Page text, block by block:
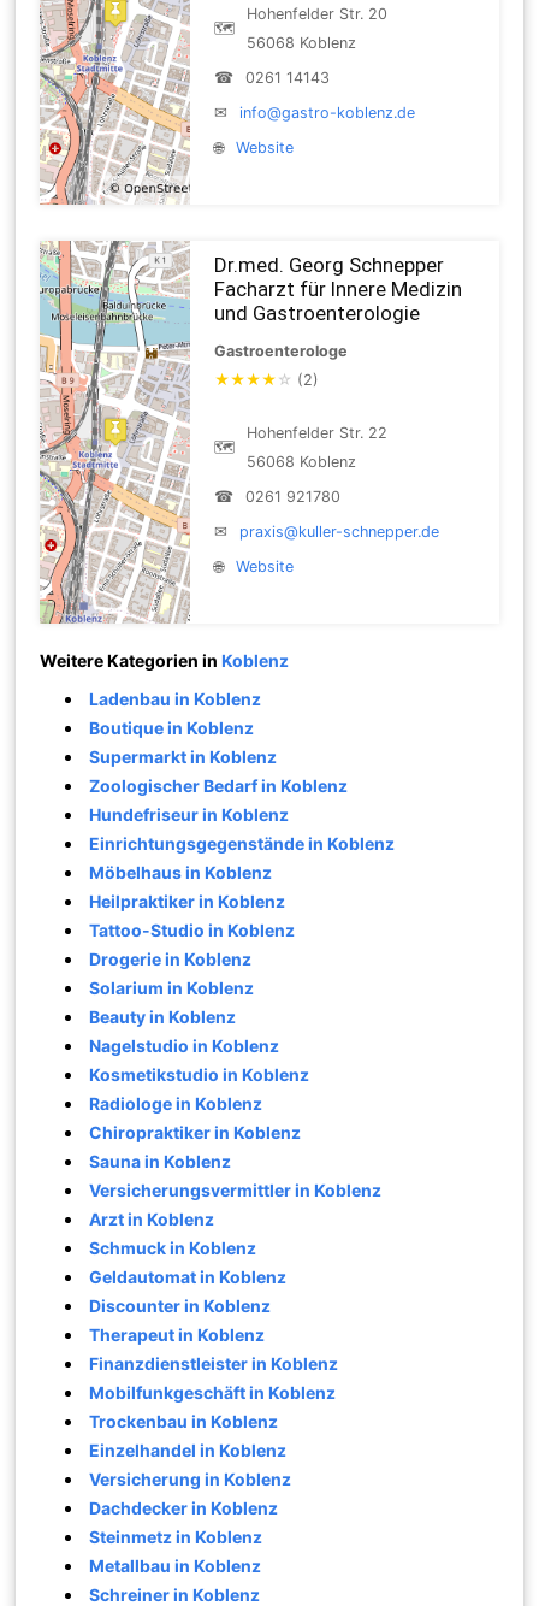
🗺
Hohenfelder Str. 20
56068 Koblenz
☎
0261 14143
✉
info@gastro-koblenz.de
🌐
Website
Dr.med. Georg Schnepper
Facharzt für Innere Medizin
und Gastroenterologie
Gastroenterologe
★★★★ ☆ (2)
🗺
Hohenfelder Str. 22
56068 Koblenz
☎
0261 921780
✉
praxis@kuller-schnepper.de
🌐
Website
Weitere Kategorien inKoblenz
Ladenbau in Koblenz
Boutique in Koblenz
Supermarkt in Koblenz
Zoologischer Bedarf in Koblenz
Hundefriseur in Koblenz
Einrichtungsgegenstände in Koblenz
Möbelhaus in Koblenz
Heilpraktiker in Koblenz
Tattoo-Studio in Koblenz
Drogerie in Koblenz
Solarium in Koblenz
Beauty in Koblenz
Nagelstudio in Koblenz
Kosmetikstudio in Koblenz
Radiologe in Koblenz
Chiropraktiker in Koblenz
Sauna in Koblenz
Versicherungsvermittler in Koblenz
Arzt in Koblenz
Schmuck in Koblenz
Geldautomat in Koblenz
Discounter in Koblenz
Therapeut in Koblenz
Finanzdienstleister in Koblenz
Mobilfunkgeschäft in Koblenz
Trockenbau in Koblenz
Einzelhandel in Koblenz
Versicherung in Koblenz
Dachdecker in Koblenz
Steinmetz in Koblenz
Metallbau in Koblenz
Schreiner in Koblenz